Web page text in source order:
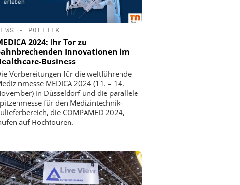
• POLITIK
2024: Ihr Tor zu
Innovationen im
Business
Vorbereitungen für die weltführende
MEDICA 2024 (11. – 14.
in Düsseldorf und die parallele
für den Medizintechnik-
die COMPAMED 2024,
auf Hochtouren.